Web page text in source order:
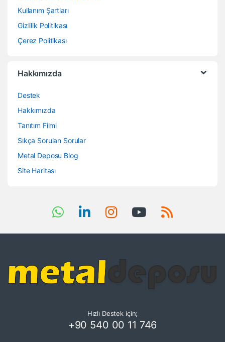
Kullanım Şartları
Gizlilik Politikası
Çerez Politikası
Hakkımızda
Destek
Hakkımızda
Tanıtım Filmi
Sıkça Sorulan Sorular
Metal Deposu Blog
Site Haritası
Hızlı Destek için;
+90 540 00 11 746